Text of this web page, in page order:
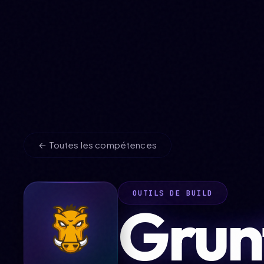
← Toutes les compétences
OUTILS DE BUILD